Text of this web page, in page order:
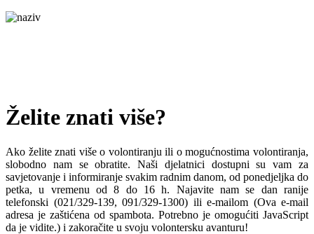
Želite znati više?
Ako želite znati više o volontiranju ili o mogućnostima volontiranja,
slobodno nam se obratite. Naši djelatnici dostupni su vam za
savjetovanje i informiranje svakim radnim danom, od ponedjeljka do
petka, u vremenu od 8 do 16 h. Najavite nam se dan ranije
telefonski (021/329-139, 091/329-1300) ili e-mailom (Ova e-mail
adresa je zaštićena od spambota. Potrebno je omogućiti JavaScript
da je vidite.) i zakoračite u svoju volontersku avanturu!